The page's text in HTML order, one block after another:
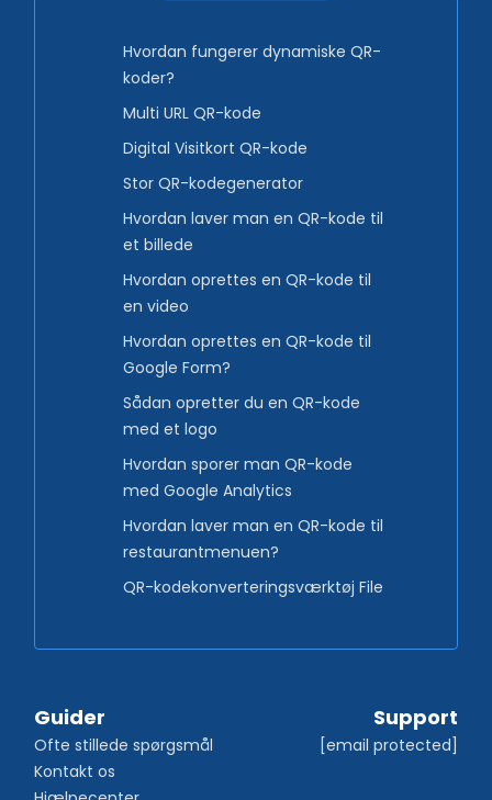
Hvordan fungerer dynamiske QR-
koder?
Multi URL QR-kode
Digital Visitkort QR-kode
Stor QR-kodegenerator
Hvordan laver man en QR-kode til
et billede
Hvordan oprettes en QR-kode til
en video
Hvordan oprettes en QR-kode til
Google Form?
Sådan opretter du en QR-kode
med et logo
Hvordan sporer man QR-kode
med Google Analytics
Hvordan laver man en QR-kode til
restaurantmenuen?
QR-kodekonverteringsværktøj File
Guider
Ofte stillede spørgsmål
Kontakt os
Support
[email protected]